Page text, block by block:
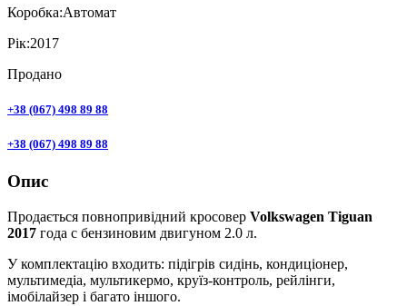
Коробка:Автомат
Рік:2017
Продано
+38 (067) 498 89 88
+38 (067) 498 89 88
Опис
Продається повнопривідний кросовер Volkswagen Tiguan
2017 года с бензиновим двигуном 2.0 л.
У комплектацію входить: підігрів сидінь, кондиціонер,
мультимедіа, мультикермо, круїз-контроль, рейлінги,
імобілайзер і багато іншого.